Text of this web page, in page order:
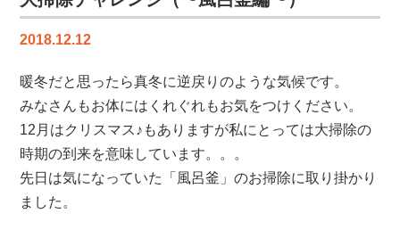
ー
（K
は
2018.12.12
暖冬だと思ったら真冬に逆戻りのような気候です。
みなさんもお体にはくれぐれもお気をつけください。
12月はクリスマス♪もありますが私にとっては大掃除の
時期の到来を意味しています。。。
先日は気になっていた「風呂釜」のお掃除に取り掛かり
ました。